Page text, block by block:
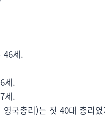
46세.
세.
세.
국총리)는 첫 40대 총리